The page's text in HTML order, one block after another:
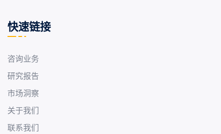
快速链接
咨询业务
研究报告
市场洞察
关于我们
联系我们